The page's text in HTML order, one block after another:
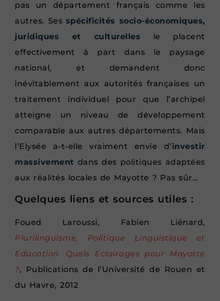
pas un département français comme les
autres. Ses spécificités socio-économiques,
juridiques et culturelles le placent
effectivement à part dans le paysage
national, et demandent donc
inévitablement aux autorités françaises un
traitement individuel pour que l’archipel
atteigne un niveau de développement
comparable aux autres départements. Mais
l’Elysée a-t-elle vraiment envie d’investir
massivement dans des politiques adaptées
aux réalités locales de Mayotte ? Pas sûr…
Quelques liens et sources utiles :
Foued Laroussi, Fabien Liénard,
Plurilinguisme, Politique Linguistique et
Education. Quels Eclairages pour Mayotte
?, Publications de l’Université de Rouen et
du Havre, 2012